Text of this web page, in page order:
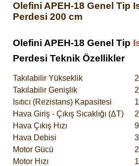
Olefini APEH-18 Genel Tip
Perdesi 200 cm
Olefini APEH-18 Genel Tip
Perdesi Teknik Özellikler
Takılabilir Yükseklik
Takılabilir Genişlik
Isıtıcı (Rezistans) Kapasitesi
Hava Giriş - Çıkış Sıcaklığı (ΔT)
Hava Çıkış Hızı
Hava Debisi
Motor Gücü
Motor Hızı